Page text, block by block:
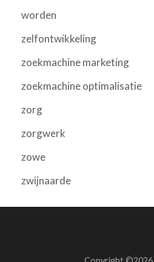
worden
zelfontwikkeling
zoekmachine marketing
zoekmachine optimalisatie
zorg
zorgwerk
zowe
zwijnaarde